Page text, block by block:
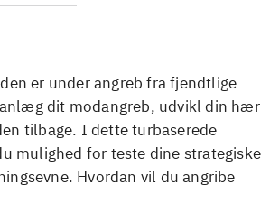
er under angreb fra fjendtlige
dit modangreb, udvikl din hær
tilbage. I dette turbaserede
mulighed for teste dine strategiske
Hvordan vil du angribe